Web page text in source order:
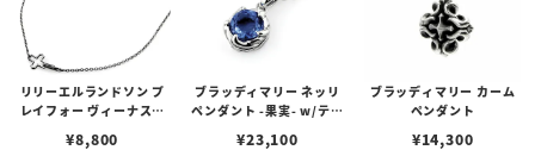
リリーエルランドソン プ
レイフォー ヴィーナスチ
¥8,800
ブラッディマリー ネッリ
ペンダント -果実- w/ティ
¥23,100
ブラッディマリー カーム
ペンダント
¥14,300